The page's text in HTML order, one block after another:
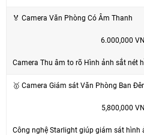
🏅 Camera Văn Phòng Có Âm Thanh
6.000,000
Camera Thu âm to rõ Hình ảnh sắt nét
🥇 Camera Giám sát Văn Phòng Ban
5,800,000
Công nghệ Starlight giúp giám sát hình